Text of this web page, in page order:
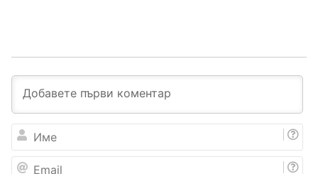
И
е